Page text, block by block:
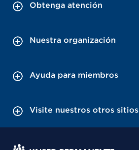
Obtenga atención
Nuestra organización
Ayuda para miembros
Visite nuestros otros sitios